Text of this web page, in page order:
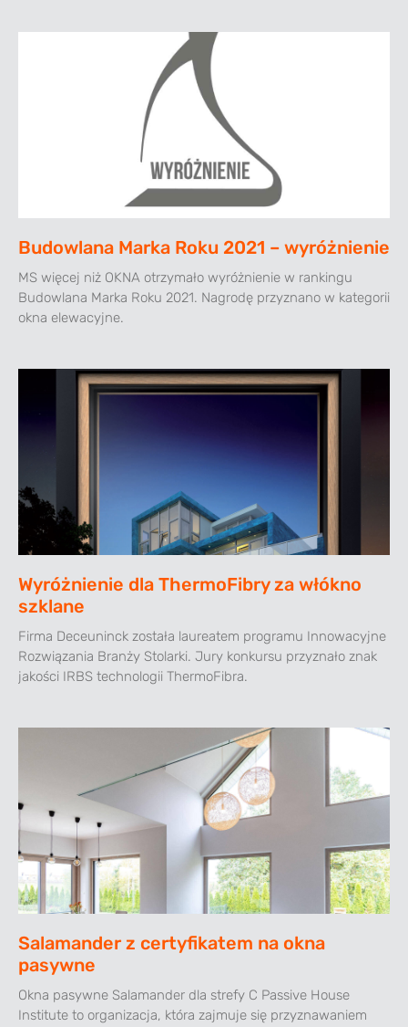
Budowlana Marka Roku 2021 – wyróżnienie
MS więcej niż OKNA otrzymało wyróżnienie w rankingu
Budowlana Marka Roku 2021. Nagrodę przyznano w kategorii
okna elewacyjne.
Wyróżnienie dla ThermoFibry za włókno
szklane
Firma Deceuninck została laureatem programu Innowacyjne
Rozwiązania Branży Stolarki. Jury konkursu przyznało znak
jakości IRBS technologii ThermoFibra.
Salamander z certyfikatem na okna
pasywne
Okna pasywne Salamander dla strefy C Passive House
Institute to organizacja, która zajmuje się przyznawaniem